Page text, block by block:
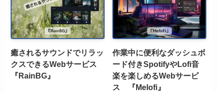
癒されるサウンドでリラッ
クスできるWebサービス
『RainBG』
作業中に便利なダッシュボ
ード付きSpotifyやLofi音
楽を楽しめるWebサービ
ス 『Melofi』